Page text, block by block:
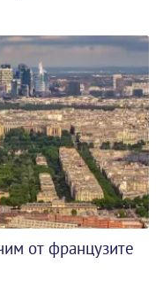
от французите